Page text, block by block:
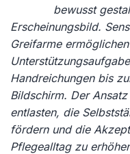
bewusst
Erscheinungsbild.
Greifarme
Handreichungen bis
Bildschirm. Der
entlasten, die
fördern und die
Pflegealltag zu